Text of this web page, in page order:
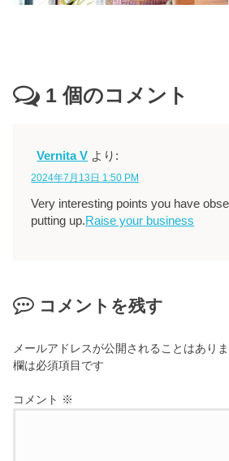
1 個のコメント
Vernita V より:
2024年7月13日 1:50 PM
Very interesting points you have
putting up.Raise your business
コメントを残す
メールアドレスが公開されることはありま
欄は必須項目です
コメント ※